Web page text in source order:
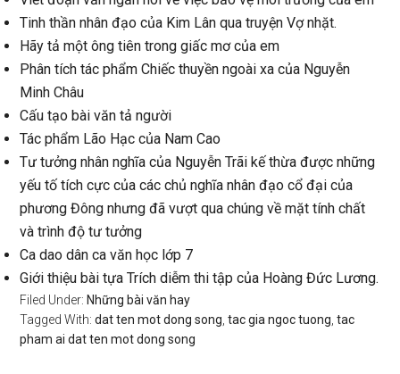
Tinh thần nhân đạo của Kim Lân qua truyện Vợ nhặt.
Hãy tả một ông tiên trong giấc mơ của em
Phân tích tác phẩm Chiếc thuyền ngoài xa của Nguyễn
Minh Châu
Cấu tạo bài văn tả người
Tác phẩm Lão Hạc của Nam Cao
Tư tưởng nhân nghĩa của Nguyễn Trãi kế thừa được những
yếu tố tích cực của các chủ nghĩa nhân đạo cổ đại của
phương Đông nhưng đã vượt qua chúng về mặt tính chất
và trình độ tư tưởng
Ca dao dân ca văn học lớp 7
Giới thiệu bài tựa Trích diễm thi tập của Hoàng Đức Lương.
Filed Under: Những bài văn hay
Tagged With:dat ten mot dong song ,tac gia ngoc tuong ,tac
pham ai dat ten mot dong song